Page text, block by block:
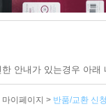
안내가 있는경우 아
마이페이지 > 반품/교환 신